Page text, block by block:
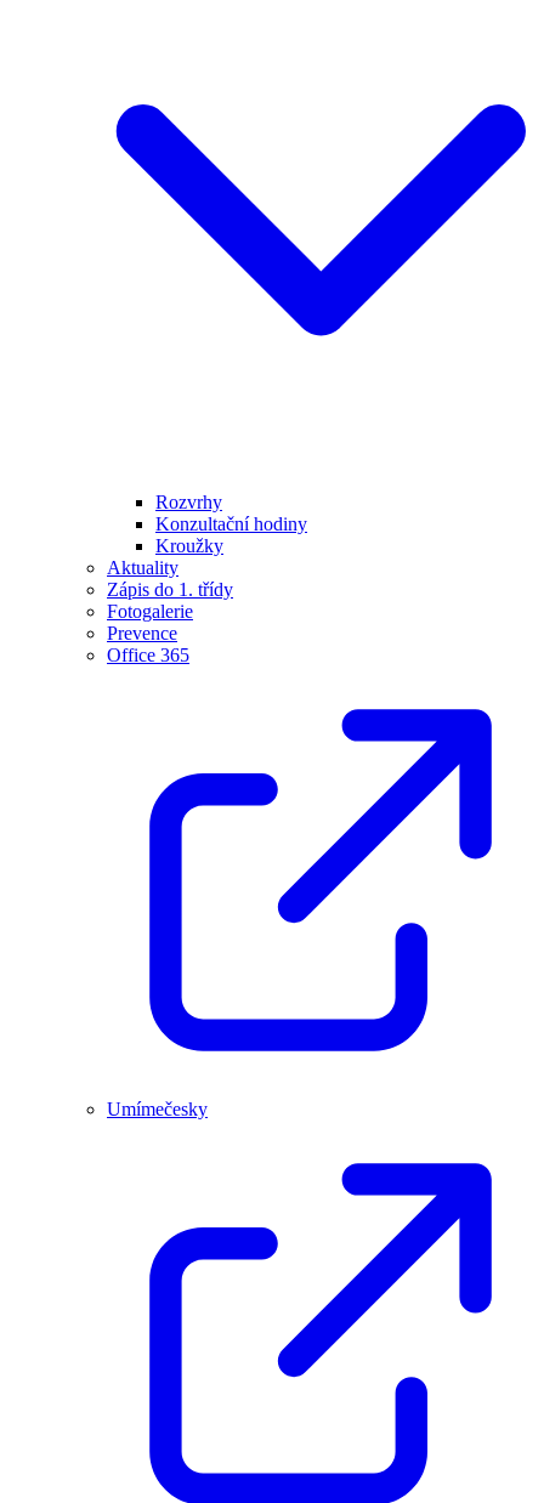
Rozvrhy
Konzultační hodiny
Kroužky
Aktuality
Zápis do 1. třídy
Fotogalerie
Prevence
Office 365
Umímečesky